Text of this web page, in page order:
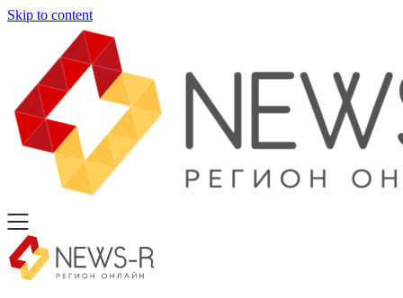
Skip to content